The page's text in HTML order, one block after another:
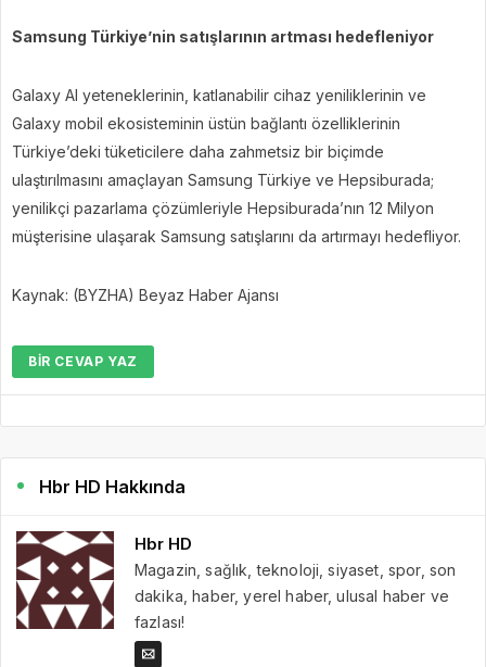
Samsung Türkiye’nin satışlarının artması hedefleniyor
Galaxy AI yeteneklerinin, katlanabilir cihaz yeniliklerinin ve
Galaxy mobil ekosisteminin üstün bağlantı özelliklerinin
Türkiye’deki tüketicilere daha zahmetsiz bir biçimde
ulaştırılmasını amaçlayan Samsung Türkiye ve Hepsiburada;
yenilikçi pazarlama çözümleriyle Hepsiburada’nın 12 Milyon
müşterisine ulaşarak Samsung satışlarını da artırmayı hedefliyor.
Kaynak: (BYZHA) Beyaz Haber Ajansı
BIR CEVAP YAZ
Hbr HD Hakkında
Hbr HD
Magazin, sağlık, teknoloji, siyaset, spor, son
dakika, haber, yerel haber, ulusal haber ve
fazlası!